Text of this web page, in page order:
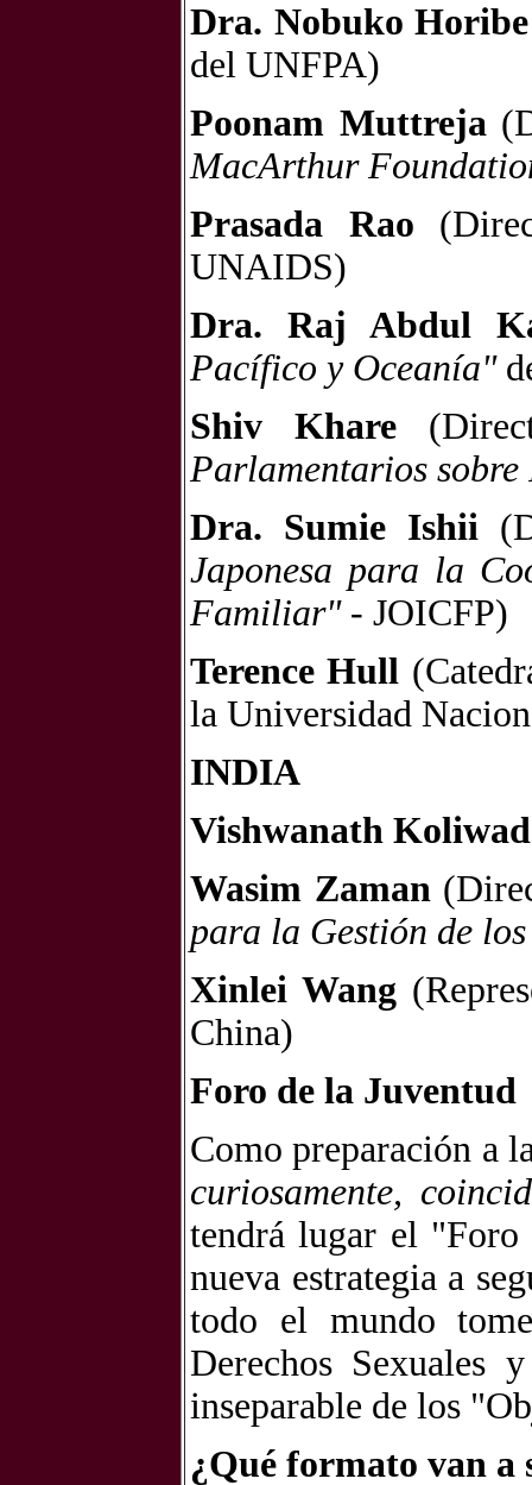
Dra. Nobuko Horibe
del UNFPA)
Poonam Muttreja
MacArthur
Prasada Rao
UNAIDS)
Dra. Raj Abdul
Pacífico y Oceanía"
Shiv Khare
Parlamentarios
Dra. Sumie Ishii
Japonesa para la
Familiar"- JOICFP)
Terence Hull
la Universidad
INDIA
Vishwanath Koliwad
Wasim Zaman
para la Gestión de
Xinlei Wang
China)
Foro de la Juventud
Como preparación a
curiosamente,
tendrá lugar el "Foro
nueva estrategia a
todo el mundo
Derechos Sexuales
inseparable de los
¿Qué formato van a